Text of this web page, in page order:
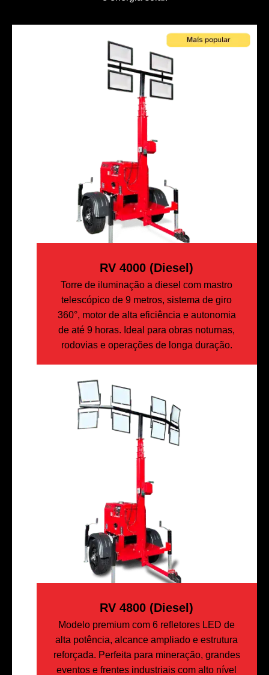
RV 4000 (diesel)
Torre de iluminação a diesel com mastro
telescópico de 9 metros, sistema de giro
360°, motor de alta eficiência e autonomia
de até 9 horas. Ideal para obras noturnas,
rodovias e operações de longa duração.
RV 4800 (Diesel)
Modelo premium com 6 refletores LED de
alta potência, alcance ampliado e estrutura
reforçada. Perfeita para mineração, grandes
eventos e frentes industriais com alto nível